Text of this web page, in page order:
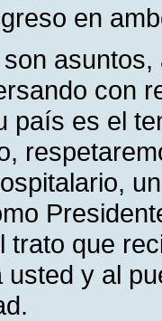
en
con
país es el
trato que
usted y al